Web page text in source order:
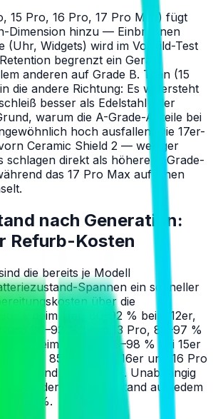
15 Pro, 16 Pro, 17 Pro Max) fügt
Dimension hinzu — Einbrennen
(Uhr, Widgets) wird im Vollbild-Test
begrenzt ein Gerät
anderen auf Grade B. Titan (15
die andere Richtung: Es widersteht
besser als Edelstahl oder
warum die A-Grade-Anteile bei
hoch ausfallen. Die 17er-
Ceramic Shield 2 — weniger
schlagen direkt als höhere A-Grade-
das 17 Pro Max auf einen
nach Generation:
Refurb-Kosten
die bereits je Modell
Spannen ein schneller
über die
% beim 11er, 80–92 % beim 12er,
und 80–93 % beim 13 Pro, 85–97 %
% beim 14 Pro, 88–98 % bei 15er
85–98 % bei 16er und 16 Pro
17er und 17 Pro Max. Unabhängig
bleibt der Batteriezustand auf jedem
80 %.